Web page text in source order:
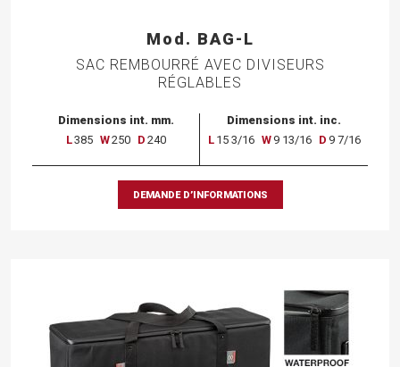
Mod. BAG-L
SAC REMBOURRÉ AVEC DIVISEURS
RÉGLABLES
Dimensions int. mm.
L385 W250 D 240
Dimensions int. inc.
L 15 3/16 W 9 13/16 D 9 7/16
DEMANDE D’INFORMATIONS